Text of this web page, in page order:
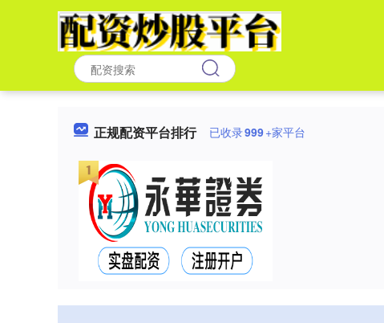
正规配资平台排行 已收录999+家平台